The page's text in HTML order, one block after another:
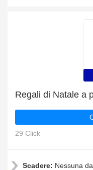
Regali di Natale a
29 Click
Scadere: Nessuna